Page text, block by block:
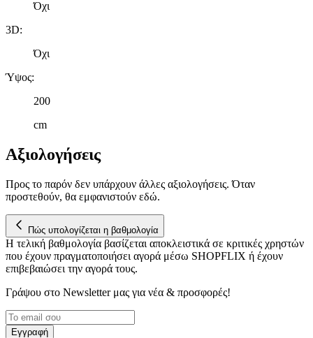
Όχι
3D:
Όχι
Ύψος:
200
cm
Αξιολογήσεις
Προς το παρόν δεν υπάρχουν άλλες αξιολογήσεις. Όταν
προστεθούν, θα εμφανιστούν εδώ.
Πώς υπολογίζεται η βαθμολογία
Η τελική βαθμολογία βασίζεται αποκλειστικά σε κριτικές χρηστών
που έχουν πραγματοποιήσει αγορά μέσω SHOPFLIX ή έχουν
επιβεβαιώσει την αγορά τους.
Γράψου στο Νewsletter μας για νέα & προσφορές!
Εγγραφή